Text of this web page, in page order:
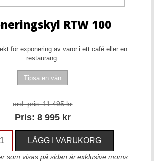
RTW 100
för exponering av varor i ett café eller en
restaurang.
ord. pris: 11 495 kr
Pris: 8 995 kr
som visas på sidan är exklusive moms.